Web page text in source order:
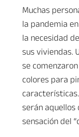
Muchas
la pandemia
la necesidad
sus viviendas.
se
colores para
serán aquellos
sensación del